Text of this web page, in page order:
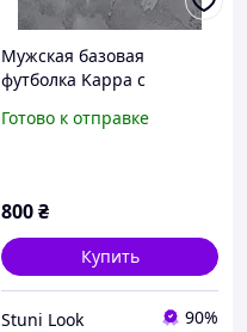
Мужская базовая
футболка Kappa с
белая)
Готово к отправке
800₴
Купить
Stuni Look 90%